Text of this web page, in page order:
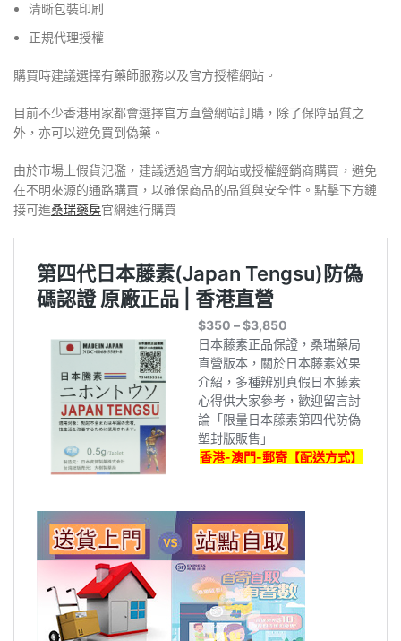
清晰包裝印刷
正規代理授權
購買時建議選擇有藥師服務以及官方授權網站。
目前不少香港用家都會選擇官方直營網站訂購，除了保障品質之
外，亦可以避免買到偽藥。
由於市場上假貨氾濫，建議透過官方網站或授權經銷商購買，避免
在不明來源的通路購買，以確保商品的品質與安全性。點擊下方鏈
接可進桑瑞藥房官網進行購買